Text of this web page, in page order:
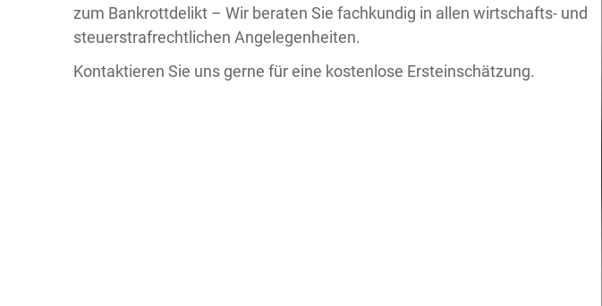
zum Bankrottdelikt – Wir beraten Sie fachkundig in allen wirtschafts- und
steuerstrafrechtlichen Angelegenheiten.
Kontaktieren Sie uns gerne für eine kostenlose Ersteinschätzung.